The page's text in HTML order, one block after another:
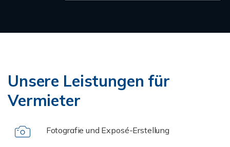
Unsere Leistungen für
Vermieter
Fotografie und Exposé-Erstellung